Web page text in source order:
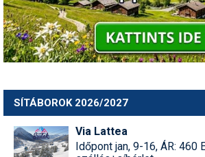
SÍTÁBOROK 2026/2027
Via Lattea
Időpont jan, 9-16, ÁR: 460